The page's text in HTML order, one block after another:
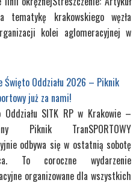
tematykę krakowskiego węzła
kolei aglomeracyjnej w
Święto Oddziału 2026 – Piknik
już za nami!
Oddziału SITK RP w Krakowie –
Piknik TranSPORTOWY
odbywa się w ostatnią sobotę
To coroczne wydarzenie
organizowane dla wszystkich